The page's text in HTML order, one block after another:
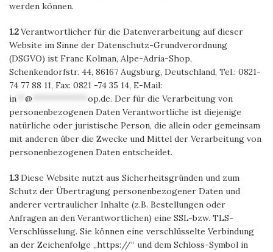
werden können.
1.2Verantwortlicher für die Datenverarbeitung auf dieser
Website im Sinne der Datenschutz-Grundverordnung
(DSGVO) ist Franc Kolman, Alpe-Adria-Shop,
Schenkendorfstr. 44, 86167 Augsburg, Deutschland, Tel.: 0821-
74 77 88 11, Fax: 0821 -74 35 14, E-Mail:
in
@ op.de. Der für die Verarbeitung von
personenbezogenen Daten Verantwortliche ist diejenige
natürliche oder juristische Person, die allein oder gemeinsam
mit anderen über die Zwecke und Mittel der Verarbeitung von
personenbezogenen Daten entscheidet.
1.3Diese Website nutzt aus Sicherheitsgründen und zum
Schutz der Übertragung personenbezogener Daten und
anderer vertraulicher Inhalte (z.B. Bestellungen oder
Anfragen an den Verantwortlichen) eine SSL-bzw. TLS-
Verschlüsselung. Sie können eine verschlüsselte Verbindung
an der Zeichenfolge „https://“ und dem Schloss-Symbol in